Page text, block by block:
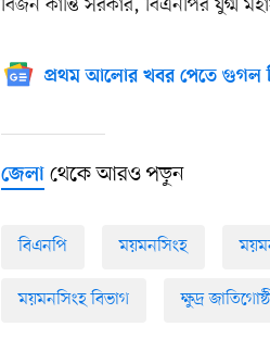
বিজন কান্তি সরকার, বিএনপির যুগ্ম
প্রথম আলোর খবর পেতে গুগল
জেলা থেকে আরও পড়ুন
বিএনপি ময়মনসিংহ
ময়মনসিংহ বিভাগ ক্ষুদ্র